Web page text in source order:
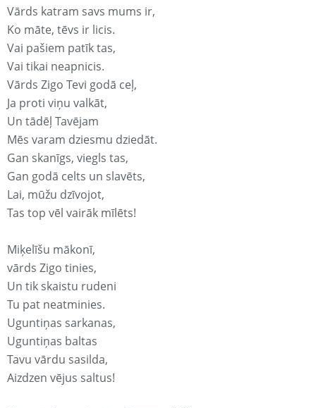
Vārds katram savs mums ir,
Ko māte, tēvs ir licis.
Vai pašiem patīk tas,
Vai tikai neapnicis.
Vārds Zigo Tevi godā ceļ,
Ja proti viņu valkāt,
Un tādēļ Tavējam
Mēs varam dziesmu dziedāt.
Gan skanīgs, viegls tas,
Gan godā celts un slavēts,
Lai, mūžu dzīvojot,
Tas top vēl vairāk mīlēts!
Miķelīšu mākonī,
vārds Zigo tinies,
Un tik skaistu rudeni
Tu pat neatminies.
Uguntiņas sarkanas,
Uguntiņas baltas
Tavu vārdu sasilda,
Aizdzen vējus saltus!